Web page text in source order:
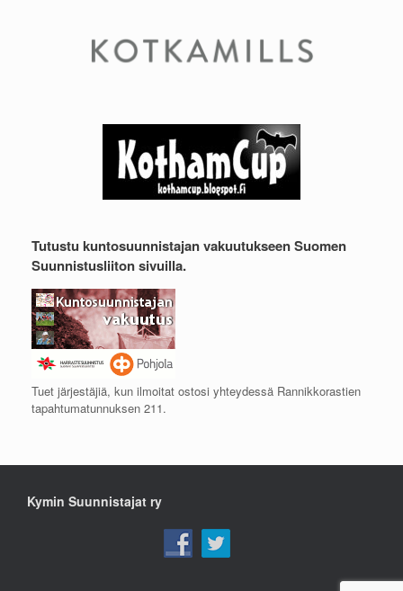
Tutustu kuntosuunnistajan vakuutukseen Suomen
Suunnistusliiton sivuilla.
Tuet järjestäjiä, kun ilmoitat ostosi yhteydessä Rannikkorastien
tapahtumatunnuksen 211.
Kymin Suunnistajat ry